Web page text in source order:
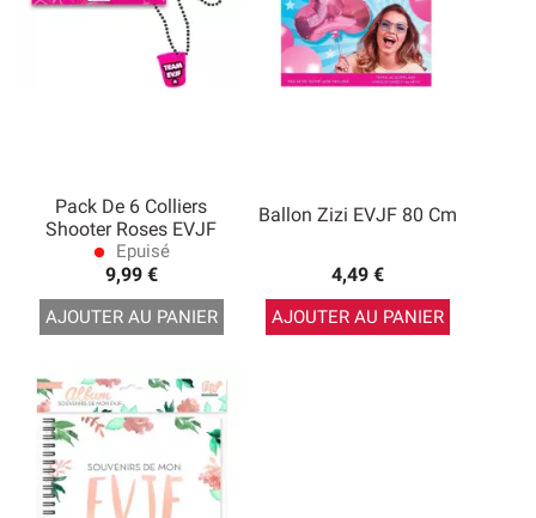
Pack De 6 Colliers
Shooter Roses EVJF
lens Epuisé
9,99 €
AJOUTER AU PANIER
Ballon Zizi EVJF 80 Cm
4,49 €
AJOUTER AU PANIER